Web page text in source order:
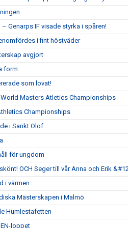
Genarps IF visade styrka i spåren!
i fint höstväder
avgjort
form
som lovat!
Masters Atletics Championships
Championships
i Sankt Olof
för ungdom
OCH Seger till vår Anna och Erik
i värmen
Mästerskapen i Malmö
Humlestafetten
loppet